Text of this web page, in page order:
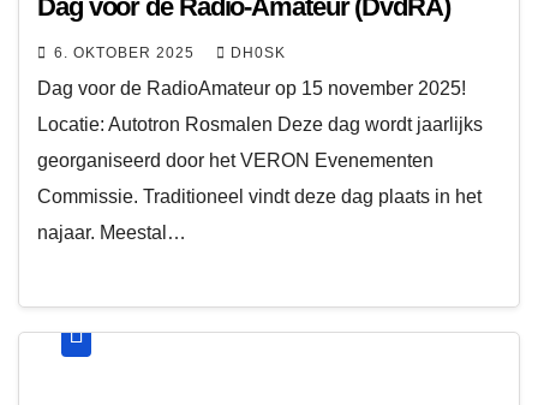
Dag voor de Radio-Amateur (DvdRA)
6. OKTOBER 2025 DH0SK
Dag voor de RadioAmateur op 15 november 2025!
Locatie: Autotron Rosmalen Deze dag wordt jaarlijks
georganiseerd door het VERON Evenementen
Commissie. Traditioneel vindt deze dag plaats in het
najaar. Meestal…